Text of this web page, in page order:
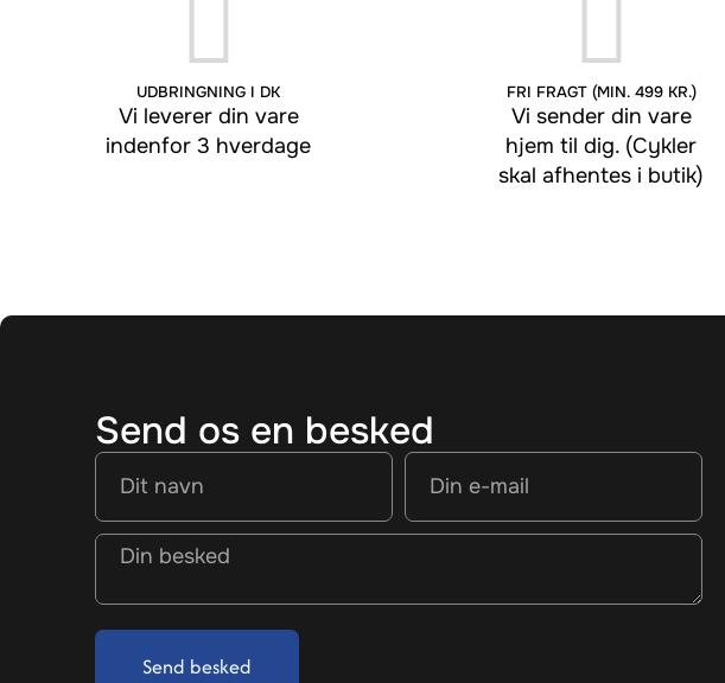
UDBRINGNING I DK
Vi leverer din vare
indenfor 3 hverdage
FRI FRAGT (MIN. 499 KR.)
Vi sender din vare
hjem til dig. (Cykler
skal afhentes i butik)
Send os en besked
Send besked